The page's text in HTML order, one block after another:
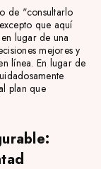
de "consultarlo
que aquí
lugar de una
mejores y
línea. En lugar de
plan que